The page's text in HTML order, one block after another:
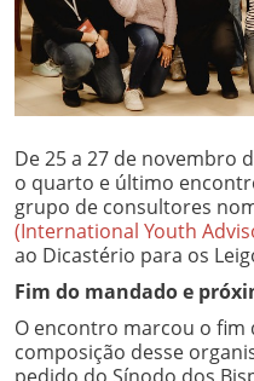
De 25 a 27 de novembro
o quarto e último
grupo de consultores
(International Youth
ao Dicastério para os
Fim do mandado e
O encontro marcou o
composição desse